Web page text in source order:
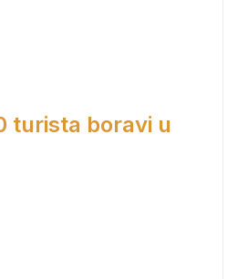
turista boravi u